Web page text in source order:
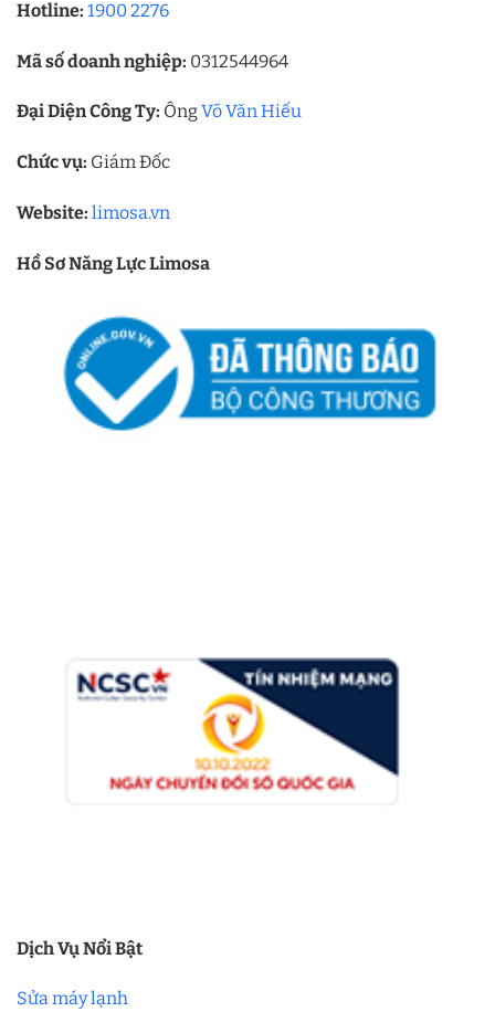
Hotline: 1900 2276
Mã số doanh nghiệp: 0312544964
Đại Diện Công Ty: ÔngVõ Văn Hiếu
Chức vụ: Giám Đốc
Website: limosa.vn
Hồ Sơ Năng Lực Limosa
Dịch Vụ Nổi Bật
Sửa máy lạnh